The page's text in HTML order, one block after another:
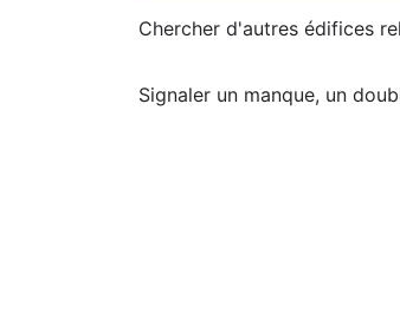
Chercher d'autres édifices
Signaler un manque, un